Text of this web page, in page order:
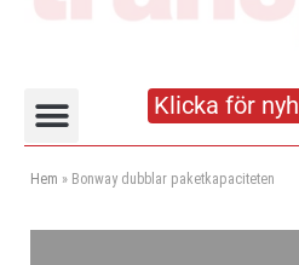
Klicka för
Hem » Bonway dubblar paketkapaciteten